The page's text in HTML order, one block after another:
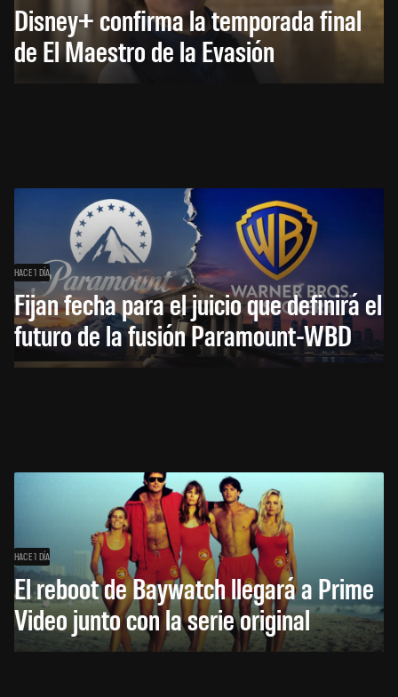
Disney+ confirma la temporada final
de El Maestro de la Evasión
HACE 1 DÍA
Fijan fecha para el juicio que definirá el
futuro de la fusión Paramount-WBD
HACE 1 DÍA
El reboot de Baywatch llegará a Prime
Video junto con la serie original